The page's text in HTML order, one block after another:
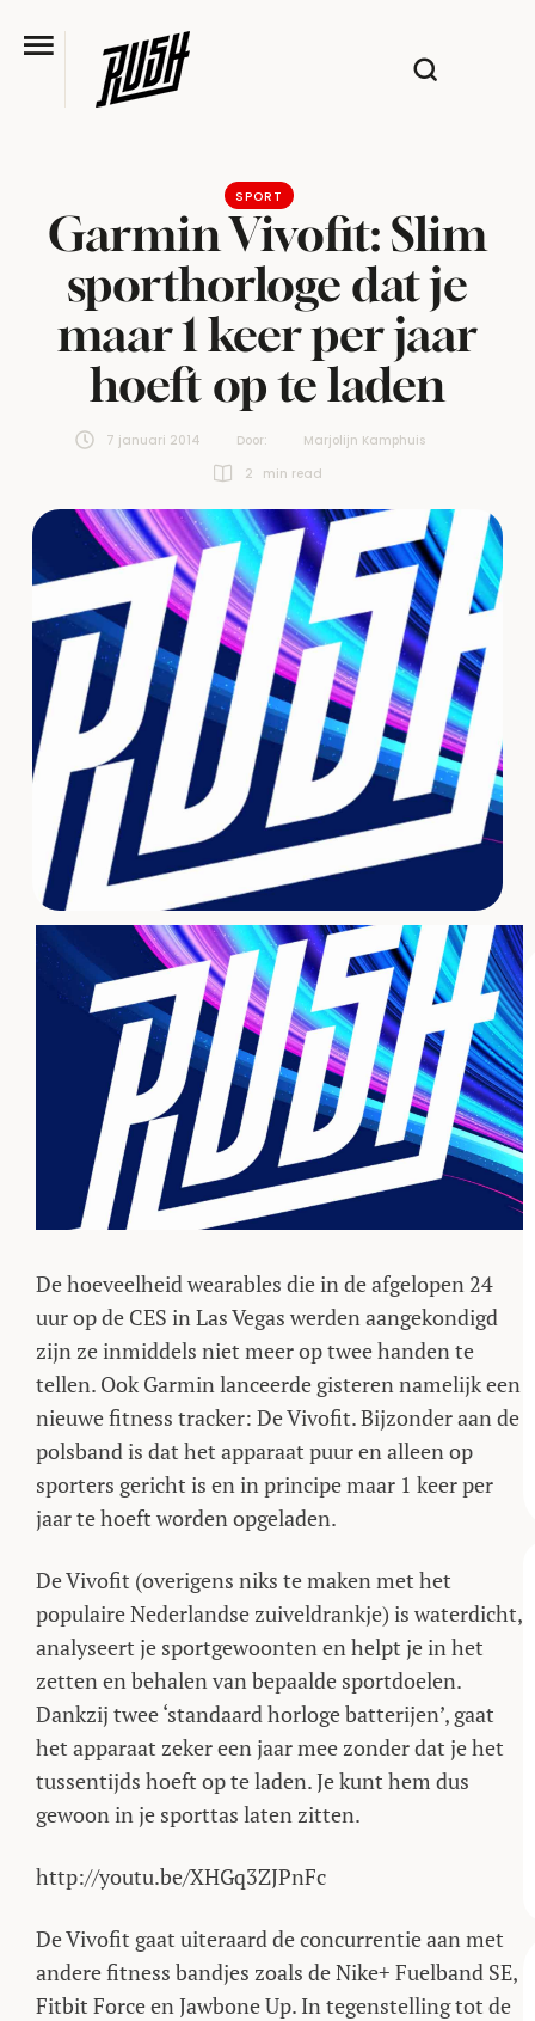
SPORT
Garmin Vivofit: Slim
sporthorloge dat je
maar 1 keer per jaar
hoeft op te laden
7 januari 2014 Door:
Marjolijn Kamphuis
2
min read
De hoeveelheid wearables die in de afgelopen 24
uur op de CES in Las Vegas werden aangekondigd
zijn ze inmiddels niet meer op twee handen te
tellen. Ook Garmin lanceerde gisteren namelijk een
nieuwe fitness tracker: De Vivofit. Bijzonder aan de
polsband is dat het apparaat puur en alleen op
sporters gericht is en in principe maar 1 keer per
jaar te hoeft worden opgeladen.
De Vivofit (overigens niks te maken met het
populaire Nederlandse zuiveldrankje) is waterdicht,
analyseert je sportgewoonten en helpt je in het
zetten en behalen van bepaalde sportdoelen.
Dankzij twee ‘standaard horloge batterijen’, gaat
het apparaat zeker een jaar mee zonder dat je het
tussentijds hoeft op te laden. Je kunt hem dus
gewoon in je sporttas laten zitten.
http://youtu.be/XHGq3ZJPnFc
De Vivofit gaat uiteraard de concurrentie aan met
andere fitness bandjes zoals de Nike+ Fuelband SE,
Fitbit Force en Jawbone Up. In tegenstelling tot de